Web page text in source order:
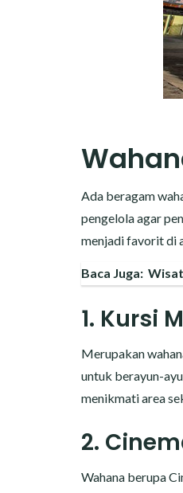
Ada beragam
pengelola agar
menjadi favorit di
Baca Juga:
1. Kursi
Merupakan
untuk berayun-
menikmati area
2.
Wahana berupa